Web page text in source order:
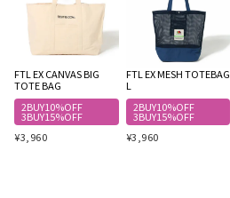
FTL EX CANVAS BIG
TOTE BAG
2BUY10%OFF
3BUY15%OFF
¥3,960
FTL EX MESH TOTEBAG
L
2BUY10%OFF
3BUY15%OFF
¥3,960